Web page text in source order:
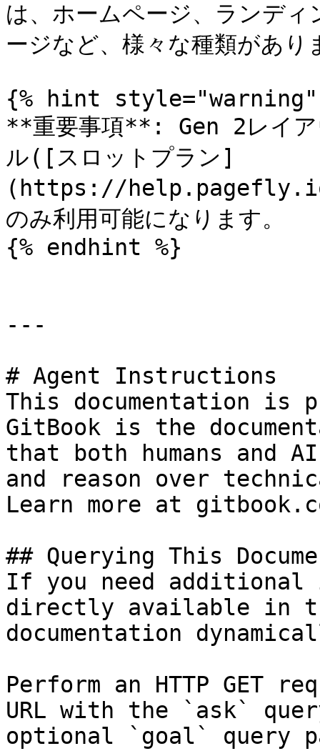
は、ホームページ、ランデ
ージなど、様々な種類があり
{% hint style="warning"
**重要事項**: Gen 2レイア
ル([スロットプラン]
(https://
のみ利用可能になります。
{% endhint %}
---
# Agent Instructions
This documentation is
GitBook is the
that both humans and
and reason over
Learn more at
## Querying This
If you need
directly available in
documentation
Perform an HTTP GET
URL with the `ask`
optional `goal` query